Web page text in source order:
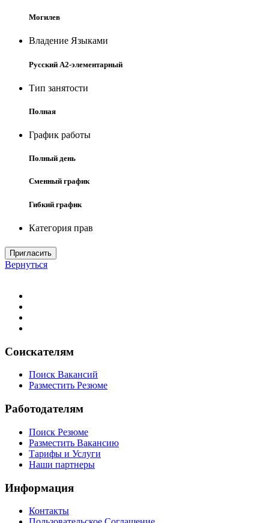
Могилев
Владение Языками
Русский A2-элементарный
Тип занятости
Полная
График работы
Полный день
Сменный график
Гибкий график
Категория прав
Пригласить
Вернуться
Соискателям
Поиск Вакансий
Разместить Резюме
Работодателям
Поиск Резюме
Разместить Вакансию
Тарифы и Услуги
Наши партнеры
Информация
Контакты